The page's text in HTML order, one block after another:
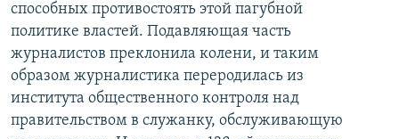
способных противостоять этой пагубной
политике властей. Подавляющая часть
журналистов преклонила колени, и таким
образом журналистика переродилась из
института общественного контроля над
правительством в служанку, обслуживающую